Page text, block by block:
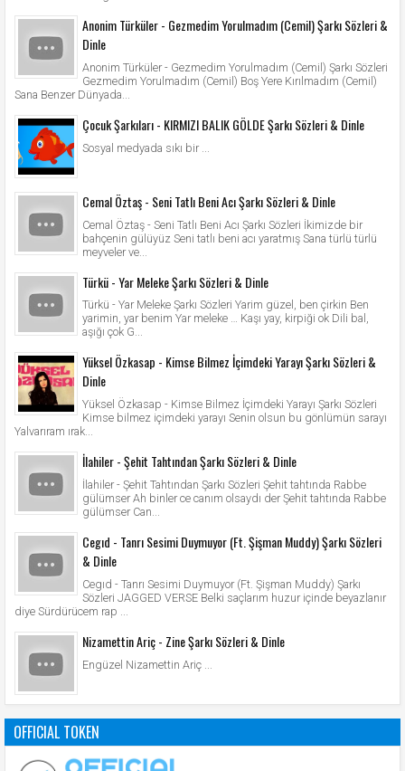
Anonim Türküler - Gezmedim Yorulmadım (Cemil) Şarkı Sözleri &
Dinle
Anonim Türküler - Gezmedim Yorulmadım (Cemil) Şarkı Sözleri
Gezmedim Yorulmadım (Cemil) Boş Yere Kırılmadım (Cemil)
Sana Benzer Dünyada...
Çocuk Şarkıları - KIRMIZI BALIK GÖLDE Şarkı Sözleri & Dinle
Sosyal medyada sıkı bir ...
Cemal Öztaş - Seni Tatlı Beni Acı Şarkı Sözleri & Dinle
Cemal Öztaş - Seni Tatlı Beni Acı Şarkı Sözleri İkimizde bir
bahçenin gülüyüz Seni tatlı beni acı yaratmış Sana türlü türlü
meyveler ve...
Türkü - Yar Meleke Şarkı Sözleri & Dinle
Türkü - Yar Meleke Şarkı Sözleri Yarim güzel, ben çirkin Ben
yarimin, yar benim Yar meleke … Kaşı yay, kirpiği ok Dili bal,
aşığı çok G...
Yüksel Özkasap - Kimse Bilmez İçimdeki Yarayı Şarkı Sözleri &
Dinle
Yüksel Özkasap - Kimse Bilmez İçimdeki Yarayı Şarkı Sözleri
Kimse bilmez içimdeki yarayı Senin olsun bu gönlümün sarayı
Yalvarıram ırak...
İlahiler - Şehit Tahtından Şarkı Sözleri & Dinle
İlahiler - Şehit Tahtından Şarkı Sözleri Şehit tahtında Rabbe
gülümser Ah binler ce canım olsaydı der Şehit tahtında Rabbe
gülümser Can...
Cegıd - Tanrı Sesimi Duymuyor (Ft. Şişman Muddy) Şarkı Sözleri
& Dinle
Cegıd - Tanrı Sesimi Duymuyor (Ft. Şişman Muddy) Şarkı
Sözleri JAGGED VERSE Belki saçlarım huzur içinde beyazlanır
diye Sürdürücem rap ...
Nizamettin Ariç - Zine Şarkı Sözleri & Dinle
Engüzel Nizamettin Ariç ...
OFFICIAL TOKEN